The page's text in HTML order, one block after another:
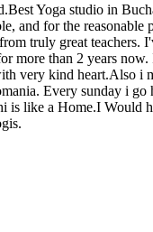
Yoga studio in
and for the reasonable
truly great teachers.
more than 2 years now.
very kind heart.Also i
Every sunday i go
is like a Home.I Would